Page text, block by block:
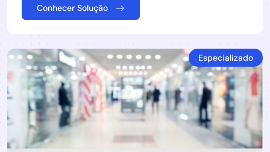
Conhecer Solução
Especializado